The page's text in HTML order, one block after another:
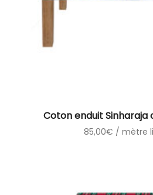
Coton enduit Sinharaja
85,00€ / mètre